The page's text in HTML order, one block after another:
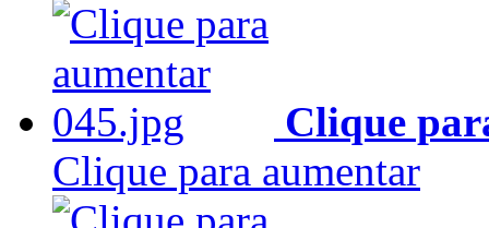
Clique
Clique para aumentar